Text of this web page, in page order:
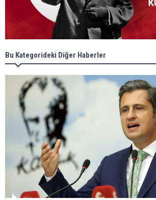
Bu Kategorideki Diğer Haberler